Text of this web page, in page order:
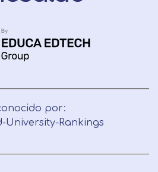
por: